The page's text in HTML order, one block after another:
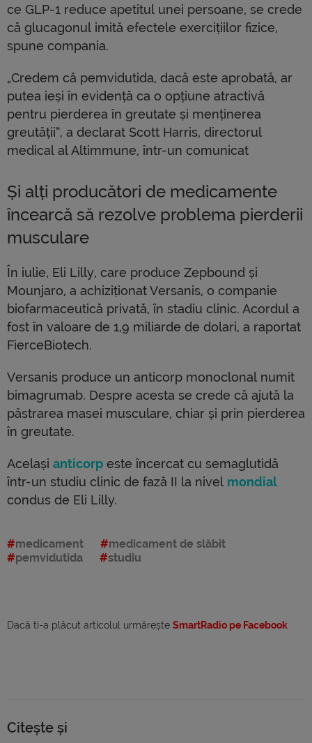
ce GLP-1 reduce apetitul unei persoane, se crede
că glucagonul imită efectele exercițiilor fizice,
spune compania.
„Credem că pemvidutida, dacă este aprobată, ar
putea ieși în evidență ca o opțiune atractivă
pentru pierderea în greutate și menținerea
greutății”, a declarat Scott Harris, directorul
medical al Altimmune, într-un comunicat
Și alți producători de medicamente
încearcă să rezolve problema pierderii
musculare
În iulie, Eli Lilly, care produce Zepbound și
Mounjaro, a achiziționat Versanis, o companie
biofarmaceutică privată, în stadiu clinic. Acordul a
fost în valoare de 1,9 miliarde de dolari, a raportat
FierceBiotech.
Versanis produce un anticorp monoclonal numit
bimagrumab. Despre acesta se crede că ajută la
păstrarea masei musculare, chiar și prin pierderea
în greutate.
Același anticorp este încercat cu semaglutidă
într-un studiu clinic de fază II la nivel mondial
condus de Eli Lilly.
medicament
medicament de slăbit
pemvidutida
studiu
Dacă ti-a plăcut articolul urmărește SmartRadio pe Facebook
Citește și